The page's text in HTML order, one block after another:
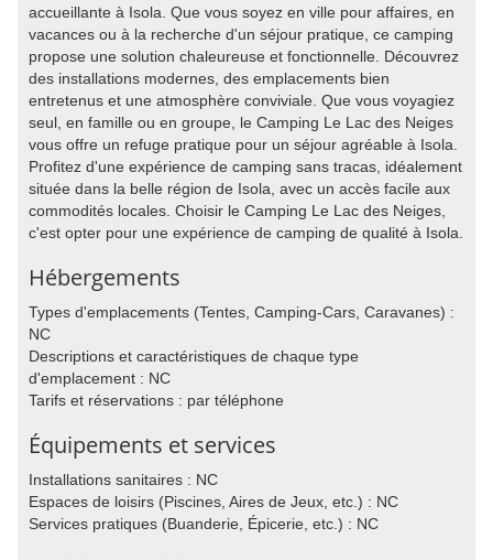
accueillante à Isola. Que vous soyez en ville pour affaires, en
vacances ou à la recherche d'un séjour pratique, ce camping
propose une solution chaleureuse et fonctionnelle. Découvrez
des installations modernes, des emplacements bien
entretenus et une atmosphère conviviale. Que vous voyagiez
seul, en famille ou en groupe, le Camping Le Lac des Neiges
vous offre un refuge pratique pour un séjour agréable à Isola.
Profitez d'une expérience de camping sans tracas, idéalement
située dans la belle région de Isola, avec un accès facile aux
commodités locales. Choisir le Camping Le Lac des Neiges,
c'est opter pour une expérience de camping de qualité à Isola.
Hébergements
Types d'emplacements (Tentes, Camping-Cars, Caravanes) :
NC
Descriptions et caractéristiques de chaque type
d'emplacement : NC
Tarifs et réservations : par téléphone
Équipements et services
Installations sanitaires : NC
Espaces de loisirs (Piscines, Aires de Jeux, etc.) : NC
Services pratiques (Buanderie, Épicerie, etc.) : NC